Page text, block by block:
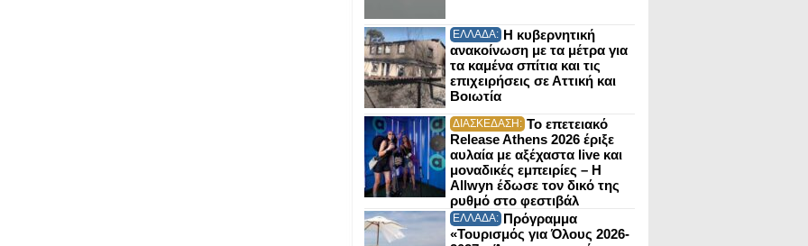
ΕΛΛΑΔΑ: Η κυβερνητική
ανακοίνωση με τα μέτρα για
τα καμένα σπίτια και τις
επιχειρήσεις σε Αττική και
Βοιωτία
ΔΙΑΣΚΕΔΑΣΗ: Το επετειακό
Release Athens 2026 έριξε
αυλαία με αξέχαστα live και
μοναδικές εμπειρίες – Η
Allwyn έδωσε τον δικό της
ρυθμό στο φεστιβάλ
ΕΛΛΑΔΑ: Πρόγραμμα
«Τουρισμός για Όλους 2026-